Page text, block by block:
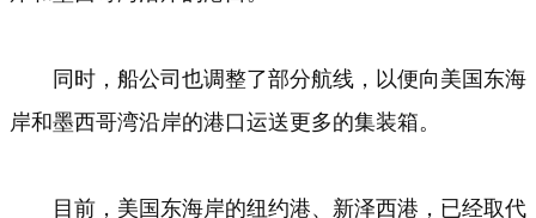
同时，船公司也调整了部分航线，以便向美国东海
岸和墨西哥湾沿岸的港口运送更多的集装箱。
目前，美国东海岸的纽约港、新泽西港，已经取代